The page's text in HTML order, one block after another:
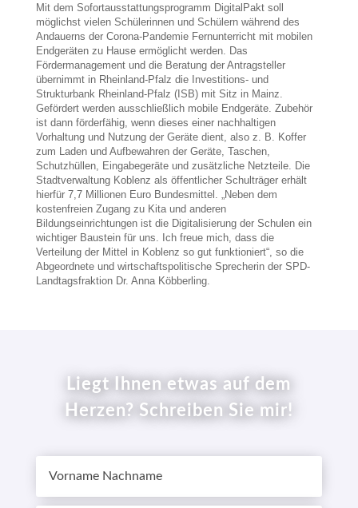
Mit dem Sofortausstattungsprogramm DigitalPakt soll
möglichst vielen Schülerinnen und Schülern während des
Andauerns der Corona-Pandemie Fernunterricht mit mobilen
Endgeräten zu Hause ermöglicht werden. Das
Fördermanagement und die Beratung der Antragsteller
übernimmt in Rheinland-Pfalz die Investitions- und
Strukturbank Rheinland-Pfalz (ISB) mit Sitz in Mainz.
Gefördert werden ausschließlich mobile Endgeräte. Zubehör
ist dann förderfähig, wenn dieses einer nachhaltigen
Vorhaltung und Nutzung der Geräte dient, also z. B. Koffer
zum Laden und Aufbewahren der Geräte, Taschen,
Schutzhüllen, Eingabegeräte und zusätzliche Netzteile. Die
Stadtverwaltung Koblenz als öffentlicher Schulträger erhält
hierfür 7,7 Millionen Euro Bundesmittel. „Neben dem
kostenfreien Zugang zu Kita und anderen
Bildungseinrichtungen ist die Digitalisierung der Schulen ein
wichtiger Baustein für uns. Ich freue mich, dass die
Verteilung der Mittel in Koblenz so gut funktioniert“, so die
Abgeordnete und wirtschaftspolitische Sprecherin der SPD-
Landtagsfraktion Dr. Anna Köbberling.
Liegt Ihnen etwas auf dem
Herzen? Schreiben Sie mir!